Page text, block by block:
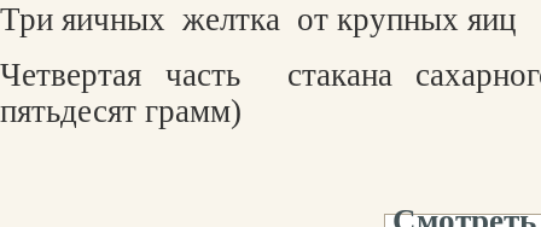
Три яичных желтка от крупных яиц
Четвертая часть
стакана
пятьдесят грамм)